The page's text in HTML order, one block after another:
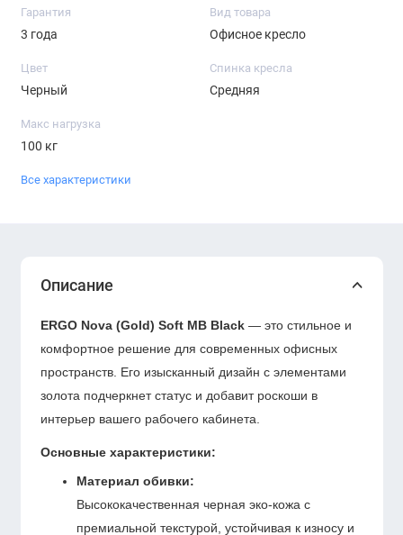
Гарантия
3 года
Вид товара
Офисное кресло
Цвет
Черный
Спинка кресла
Средняя
Макс нагрузка
100 кг
Все характеристики
Описание
ERGO Nova (Gold) Soft MB Black — это стильное и
комфортное решение для современных офисных
пространств. Его изысканный дизайн с элементами
золота подчеркнет статус и добавит роскоши в
интерьер вашего рабочего кабинета.
Основные характеристики:
Материал обивки:
Высококачественная черная эко-кожа с
премиальной текстурой, устойчивая к износу и